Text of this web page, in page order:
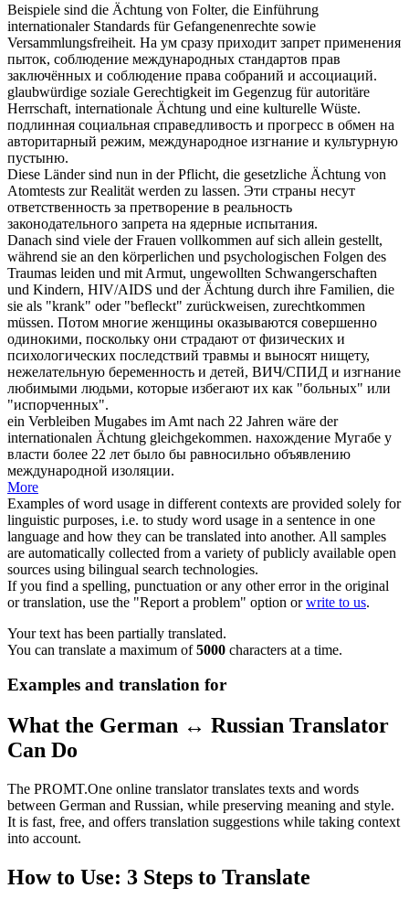
Beispiele sind die Ächtung von Folter, die Einführung
internationaler Standards für Gefangenenrechte sowie
Versammlungsfreiheit. На ум сразу приходит запрет применения
пыток, соблюдение международных стандартов прав
заключённых и соблюдение права собраний и ассоциаций.
glaubwürdige soziale Gerechtigkeit im Gegenzug für autoritäre
Herrschaft, internationale Ächtung und eine kulturelle Wüste.
подлинная социальная справедливость и прогресс в обмен на
авторитарный режим, международное изгнание и культурную
пустыню.
Diese Länder sind nun in der Pflicht, die gesetzliche Ächtung von
Atomtests zur Realität werden zu lassen. Эти страны несут
ответственность за претворение в реальность
законодательного запрета на ядерные испытания.
Danach sind viele der Frauen vollkommen auf sich allein gestellt,
während sie an den körperlichen und psychologischen Folgen des
Traumas leiden und mit Armut, ungewollten Schwangerschaften
und Kindern, HIV/AIDS und der Ächtung durch ihre Familien, die
sie als "krank" oder "befleckt" zurückweisen, zurechtkommen
müssen. Потом многие женщины оказываются совершенно
одинокими, поскольку они страдают от физических и
психологических последствий травмы и выносят нищету,
нежелательную беременность и детей, ВИЧ/СПИД и изгнание
любимыми людьми, которые избегают их как "больных" или
"испорченных".
ein Verbleiben Mugabes im Amt nach 22 Jahren wäre der
internationalen Ächtung gleichgekommen. нахождение Мугабе у
власти более 22 лет было бы равносильно объявлению
международной изоляции.
More
Examples of word usage in different contexts are provided solely for
linguistic purposes, i.e. to study word usage in a sentence in one
language and how they can be translated into another. All samples
are automatically collected from a variety of publicly available open
sources using bilingual search technologies.
If you find a spelling, punctuation or any other error in the original
or translation, use the "Report a problem" option orwrite to us.
Your text has been partially translated.
You can translate a maximum of5000 characters at a time.
Examples and translation for
What the German ↔ Russian Translator
Can Do
The PROMT.One online translator translates texts and words
between German and Russian, while preserving meaning and style.
It is fast, free, and offers translation suggestions while taking context
into account.
How to Use: 3 Steps to Translate